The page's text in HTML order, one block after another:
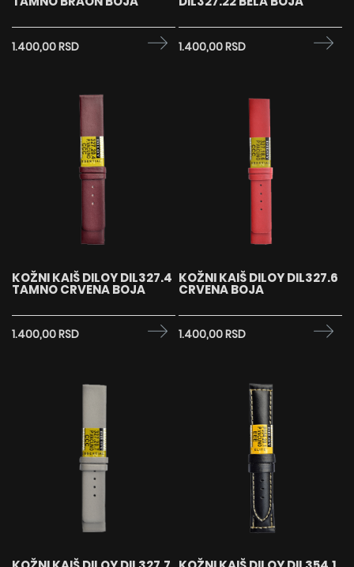
1.400,00 RSD 1.400,00 RSD
KOŽNI KAIŠ DILOY DIL327.4
TAMNO CRVENA BOJA
1.400,00 RSD
KOŽNI KAIŠ DILOY DIL327.6
CRVENA BOJA
1.400,00 RSD